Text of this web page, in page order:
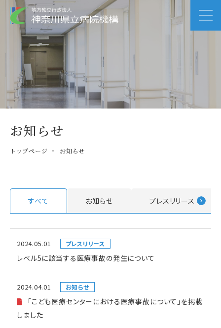
お知らせ
トップページ お知らせ
すべて お知らせ プレスリリース
2024.05.01 プレスリリース
レベル5に該当する医療事故の発生について
2024.04.01 お知らせ
「こども医療センターにおける医療事故について」を掲載
しました